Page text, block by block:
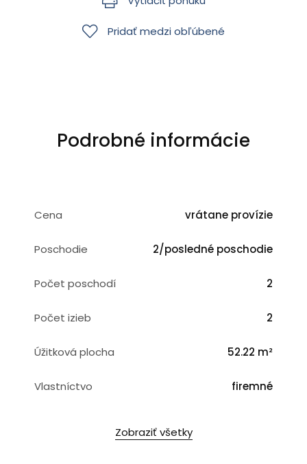
Pridať medzi obľúbené
Podrobné informácie
Cena vrátane provízie
Poschodie 2/posledné poschodie
Počet poschodí 2
Počet izieb 2
Úžitková plocha 52.22 m²
Vlastníctvo firemné
Zobraziť všetky